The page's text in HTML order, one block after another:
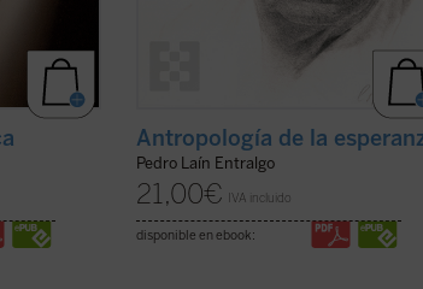
Antropología de la
Pedro Laín Entralgo
21,00€ IVA incluido
disponible en ebook: